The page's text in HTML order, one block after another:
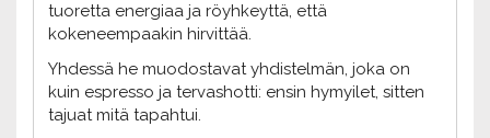
tuoretta energiaa ja röyhkeyttä, että
kokeneempaakin hirvittää.
Yhdessä he muodostavat yhdistelmän, joka on
kuin espresso ja tervashotti: ensin hymyilet, sitten
tajuat mitä tapahtui.